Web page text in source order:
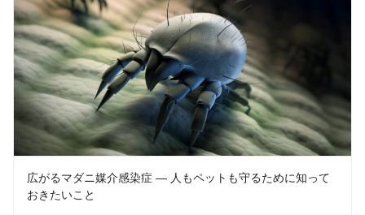
広がるマダニ媒介感染症 ― 人もペットも守るために知って
おきたいこと